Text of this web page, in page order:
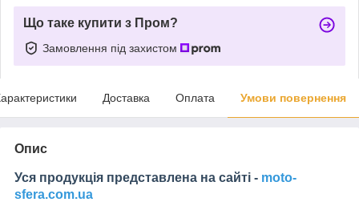
Що таке купити з Пром?
Замовлення під захистом
Доставка Оплата Умови повернення
Опис
Уся продукція представлена на сайті - moto-
sfera.com.ua